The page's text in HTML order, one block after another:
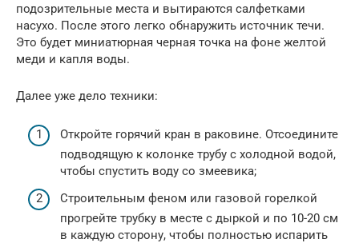
подозрительные места и вытираются салфетками
насухо. После этого легко обнаружить источник течи.
Это будет миниатюрная черная точка на фоне желтой
меди и капля воды.
Далее уже дело техники:
Откройте горячий кран в раковине. Отсоедините
подводящую к колонке трубу с холодной водой,
чтобы спустить воду со змеевика;
Строительным феном или газовой горелкой
прогрейте трубку в месте с дыркой и по 10-20 см
в каждую сторону, чтобы полностью испарить